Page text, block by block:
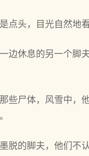
点头，目光自然地
边休息的另一个脚
些尸体，风雪中，
脱的脚夫，他们不